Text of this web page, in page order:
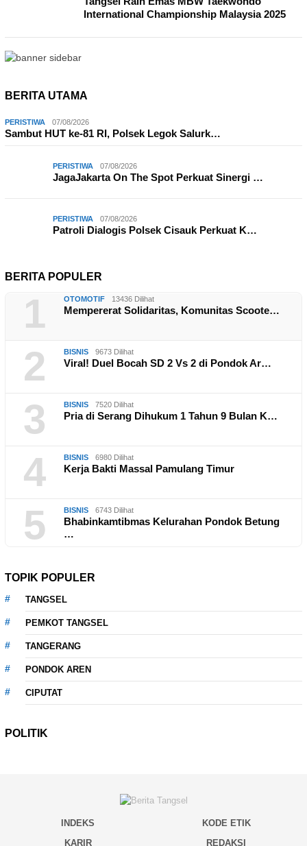
International Championship Malaysia 2025
BERITA UTAMA
PERISTIWA 07/08/2026
Sambut HUT ke-81 RI, Polsek Legok Salurk…
PERISTIWA 07/08/2026
JagaJakarta On The Spot Perkuat Sinergi …
PERISTIWA 07/08/2026
Patroli Dialogis Polsek Cisauk Perkuat K…
BERITA POPULER
1 OTOMOTIF 13436 Dilihat
Mempererat Solidaritas, Komunitas Scoote…
2 BISNIS 9673 Dilihat
Viral! Duel Bocah SD 2 Vs 2 di Pondok Ar…
3 BISNIS 7520 Dilihat
Pria di Serang Dihukum 1 Tahun 9 Bulan K…
4 BISNIS 6980 Dilihat
Kerja Bakti Massal Pamulang Timur
5 BISNIS 6743 Dilihat
Bhabinkamtibmas Kelurahan Pondok Betung
…
TOPIK POPULER
TANGSEL
PEMKOT TANGSEL
TANGERANG
PONDOK AREN
CIPUTAT
POLITIK
INDEKS
KODE ETIK
KARIR
REDAKSI